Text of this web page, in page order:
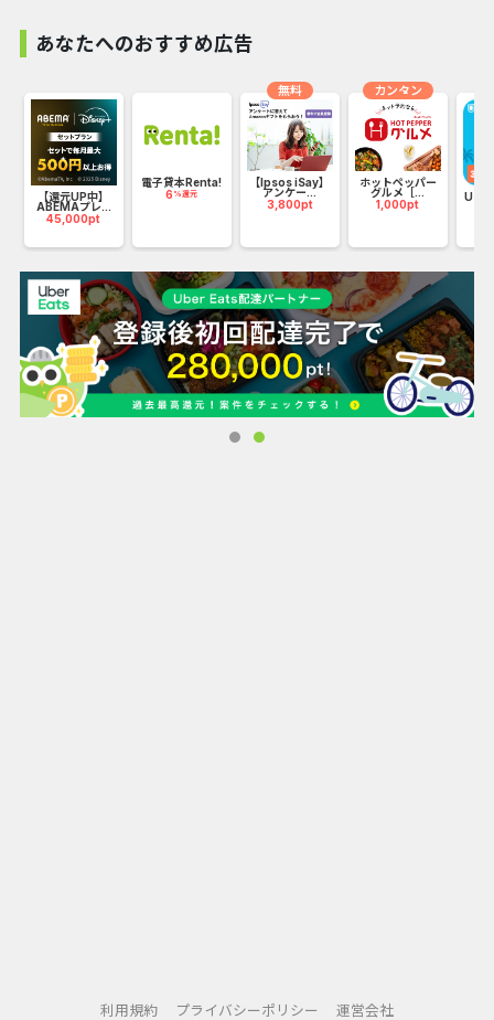
※サイト詳細に記載の内容は予告無く変更となる場合がござ
います。
最新情報については広告主様サイトをご確認下さい。
あなたへのおすすめ広告
【還元UP中】
ABEMAプレ...
45,000pt
電子貸本Renta!
6 %還元
【Ipsos iSay】
アンケー...
3,800pt
無料
ホットペッパー
グルメ［...
1,000pt
カンタン
U-
利用規約 プライバシーポリシー 運営会社